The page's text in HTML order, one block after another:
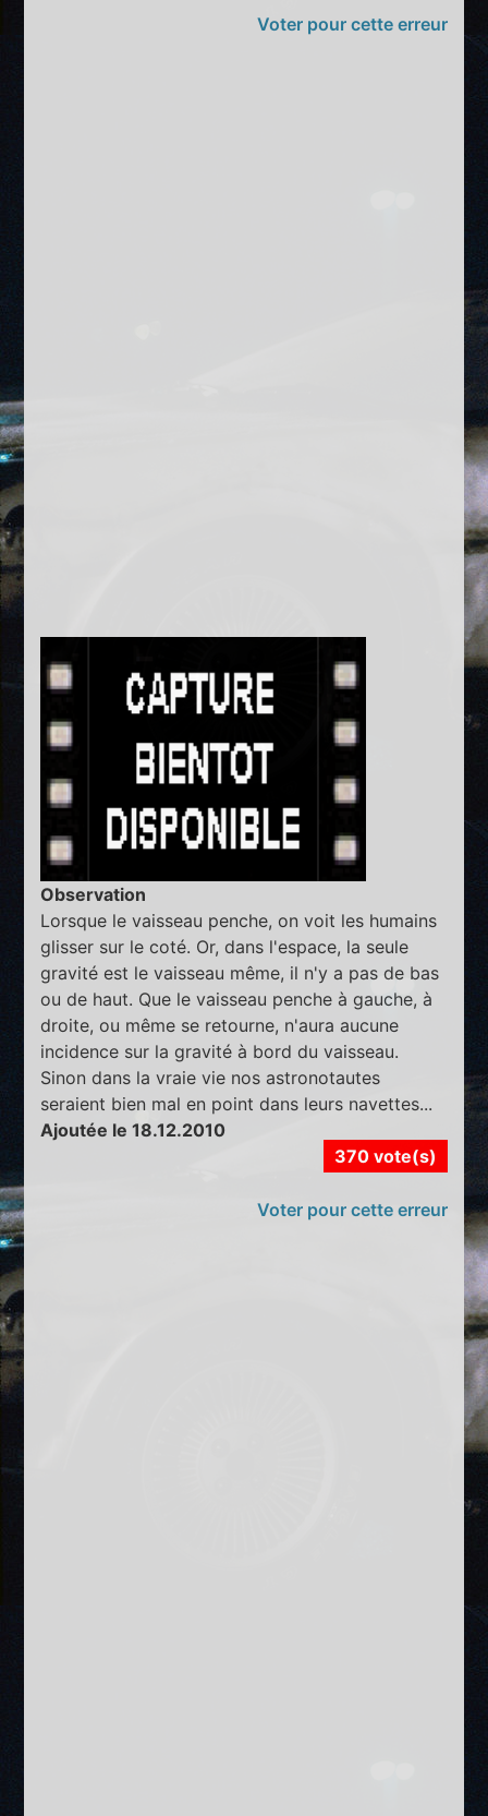
Voter pour cette erreur
Observation
Lorsque le vaisseau penche, on voit les humains
glisser sur le coté. Or, dans l'espace, la seule
gravité est le vaisseau même, il n'y a pas de bas
ou de haut. Que le vaisseau penche à gauche, à
droite, ou même se retourne, n'aura aucune
incidence sur la gravité à bord du vaisseau.
Sinon dans la vraie vie nos astronotautes
seraient bien mal en point dans leurs navettes...
Ajoutée le 18.12.2010
370 vote(s)
Voter pour cette erreur